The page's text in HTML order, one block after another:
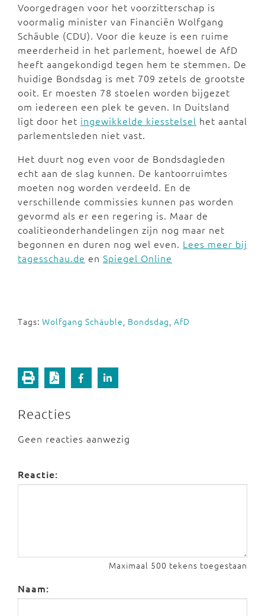
Voorgedragen voor het voorzitterschap is
voormalig minister van Financiën Wolfgang
Schäuble (CDU). Voor die keuze is een ruime
meerderheid in het parlement, hoewel de AfD
heeft aangekondigd tegen hem te stemmen. De
huidige Bondsdag is met 709 zetels de grootste
ooit. Er moesten 78 stoelen worden bijgezet
om iedereen een plek te geven. In Duitsland
ligt door het ingewikkelde kiesstelsel het aantal
parlementsleden niet vast.
Het duurt nog even voor de Bondsdagleden
echt aan de slag kunnen. De kantoorruimtes
moeten nog worden verdeeld. En de
verschillende commissies kunnen pas worden
gevormd als er een regering is. Maar de
coalitieonderhandelingen zijn nog maar net
begonnen en duren nog wel even. Lees meer bij
tagesschau.de en Spiegel Online
Tags: Wolfgang Schäuble, Bondsdag, AfD
Reacties
Geen reacties aanwezig
Reactie:
Maximaal 500 tekens toegestaan
Naam: